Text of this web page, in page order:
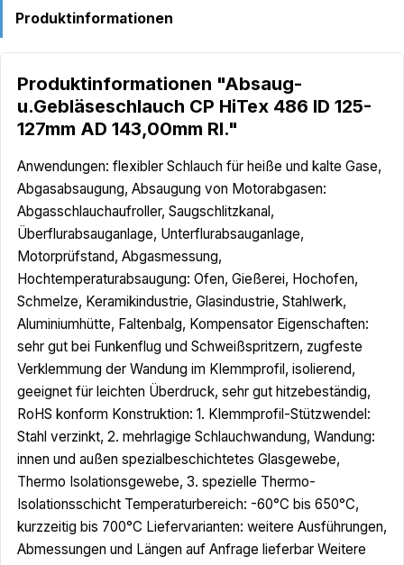
Produktinformationen
Produktinformationen "Absaug-
u.Gebläseschlauch CP HiTex 486 ID 125-
127mm AD 143,00mm Rl."
Anwendungen: flexibler Schlauch für heiße und kalte Gase,
Abgasabsaugung, Absaugung von Motorabgasen:
Abgasschlauchaufroller, Saugschlitzkanal,
Überflurabsauganlage, Unterflurabsauganlage,
Motorprüfstand, Abgasmessung,
Hochtemperaturabsaugung: Ofen, Gießerei, Hochofen,
Schmelze, Keramikindustrie, Glasindustrie, Stahlwerk,
Aluminiumhütte, Faltenbalg, Kompensator Eigenschaften:
sehr gut bei Funkenflug und Schweißspritzern, zugfeste
Verklemmung der Wandung im Klemmprofil, isolierend,
geeignet für leichten Überdruck, sehr gut hitzebeständig,
RoHS konform Konstruktion: 1. Klemmprofil-Stützwendel:
Stahl verzinkt, 2. mehrlagige Schlauchwandung, Wandung:
innen und außen spezialbeschichtetes Glasgewebe,
Thermo Isolationsgewebe, 3. spezielle Thermo-
Isolationsschicht Temperaturbereich: -60°C bis 650°C,
kurzzeitig bis 700°C Liefervarianten: weitere Ausführungen,
Abmessungen und Längen auf Anfrage lieferbar Weitere